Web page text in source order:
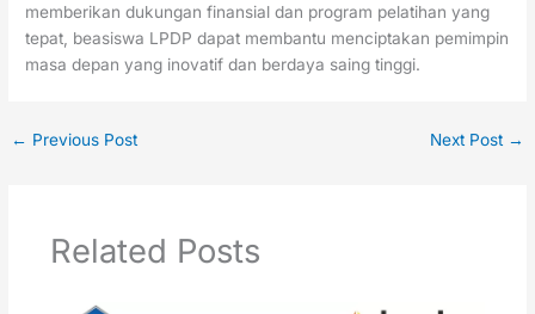
memberikan dukungan finansial dan program pelatihan yang
tepat, beasiswa LPDP dapat membantu menciptakan pemimpin
masa depan yang inovatif dan berdaya saing tinggi.
← Previous Post Next Post →
Related Posts